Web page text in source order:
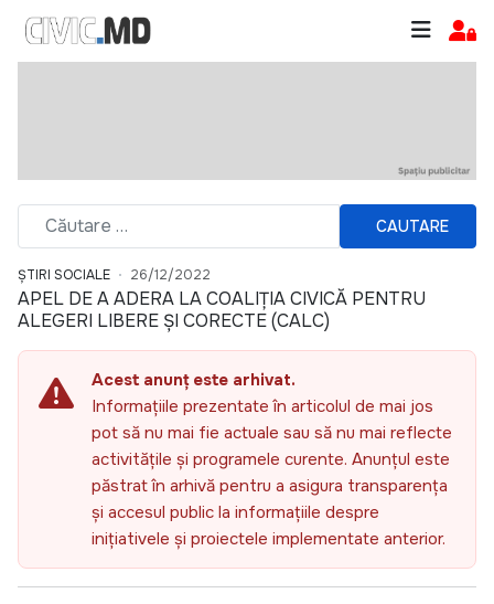
CAUTARE
ȘTIRI SOCIALE 26/12/2022
APEL DE A ADERA LA COALIȚIA CIVICĂ PENTRU
ALEGERI LIBERE ȘI CORECTE (CALC)
Acest anunț este arhivat.
Informațiile prezentate în articolul de mai jos
pot să nu mai fie actuale sau să nu mai reflecte
activitățile și programele curente. Anunțul este
păstrat în arhivă pentru a asigura transparența
și accesul public la informațiile despre
inițiativele și proiectele implementate anterior.